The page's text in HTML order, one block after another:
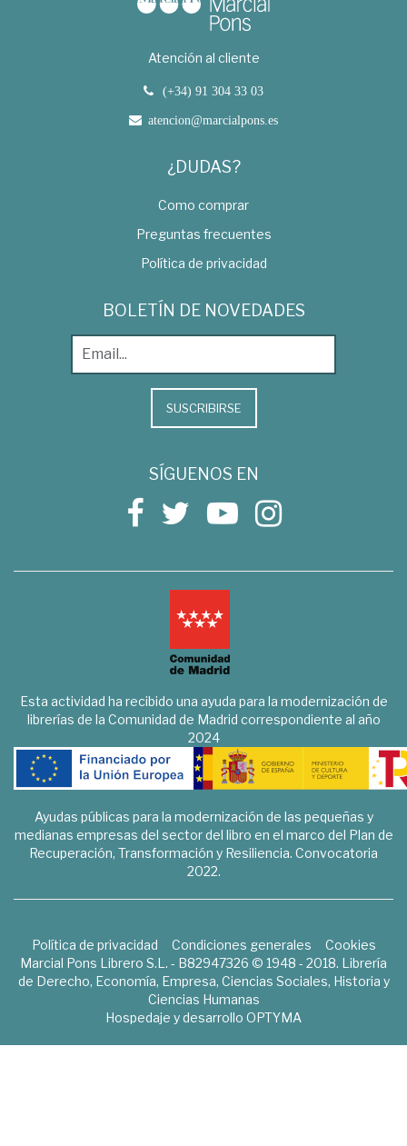
Atención al cliente
(+34) 91 304 33 03
atencion@marcialpons.es
¿DUDAS?
Como comprar
Preguntas frecuentes
Política de privacidad
BOLETÍN DE NOVEDADES
SUSCRIBIRSE
SÍGUENOS EN
Esta actividad ha recibido una ayuda para la modernización de
librerías de la Comunidad de Madrid correspondiente al año
2024
Ayudas públicas para la modernización de las pequeñas y
medianas empresas del sector del libro en el marco del Plan de
Recuperación, Transformación y Resiliencia. Convocatoria
2022.
Política de privacidad Condiciones generales
Cookies
Marcial Pons Librero S.L. - B82947326 © 1948 - 2018. Librería
de Derecho, Economía, Empresa, Ciencias Sociales, Historia y
Ciencias Humanas
Hospedaje y desarrollo OPTYMA